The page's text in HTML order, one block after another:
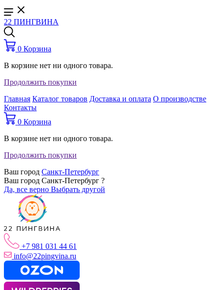
22 ПИНГВИНА
0 Корзина
В корзине нет ни одного товара.
Продолжить покупки
Главная Каталог товаров Доставка и оплата О производстве
Контакты
0 Корзина
В корзине нет ни одного товара.
Продолжить покупки
Ваш город Санкт-Петербург
Ваш город Санкт-Петербург ?
Да, все верно Выбрать другой
+7 981 031 44 61
info@22pingvina.ru